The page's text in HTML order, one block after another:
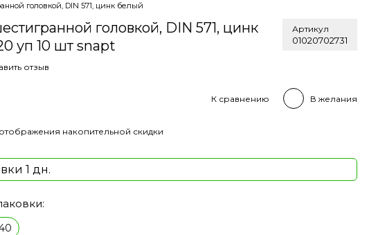
головкой, DIN 571, цинк белый
головкой, DIN 571, цинк
уп 10 шт snapt
Артикул
01020702731
отзыв
К сравнению В желания
накопительной скидки
1 дн.